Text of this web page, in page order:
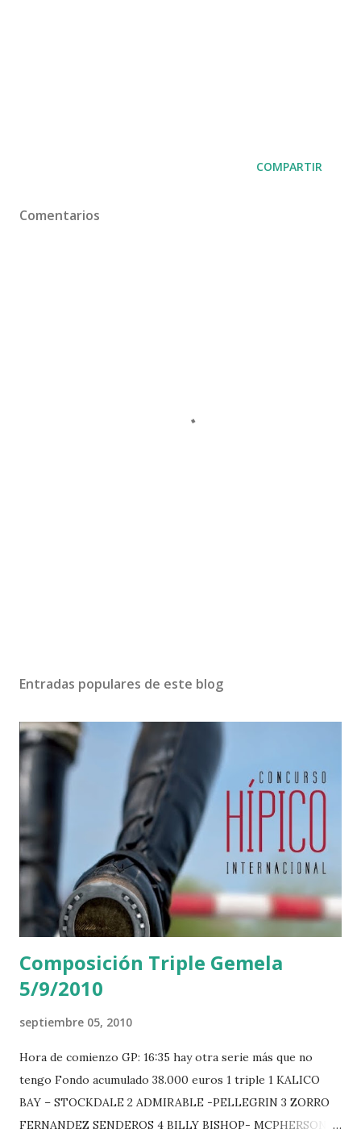
COMPARTIR
Comentarios
Entradas populares de este blog
Composición Triple Gemela
5/9/2010
septiembre 05, 2010
Hora de comienzo GP: 16:35 hay otra serie más que no
tengo Fondo acumulado 38.000 euros 1 triple 1 KALICO
BAY – STOCKDALE 2 ADMIRABLE -PELLEGRIN 3 ZORRO
FERNANDEZ SENDEROS 4 BILLY BISHOP- MCPHERSON 5